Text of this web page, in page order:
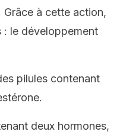
Grâce à cette action,
: le développement
pilules contenant
deux hormones,